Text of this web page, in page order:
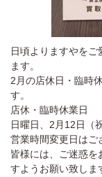
日頃よりますやを
ます。
2月の店休日・臨時
す。
店休・臨時休業日
日曜日、2月12日（
営業時間変更日はご
皆様には、ご迷惑を
すようお願い致しま